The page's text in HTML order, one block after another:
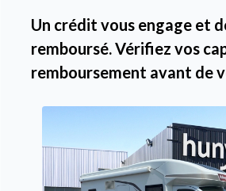
Un crédit vous engage et
remboursé. Vérifiez vos
remboursement avant de